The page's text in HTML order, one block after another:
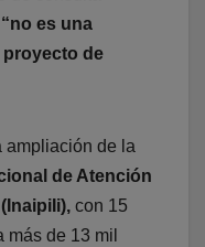
“no es una
de
ampliación de la
de Atención
con 15
más de 13 mil